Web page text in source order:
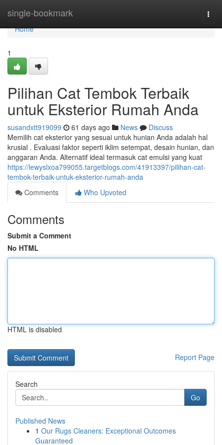
single-bookmark
Home
Home
1
Pilihan Cat Tembok Terbaik
untuk Eksterior Rumah Anda
susandxtt919099 61 days ago News
Discuss
Memilih cat eksterior yang sesuai untuk hunian Anda adalah hal
krusial . Evaluasi faktor seperti iklim setempat, desain hunian, dan
anggaran Anda. Alternatif ideal termasuk cat emulsi yang kuat
https://lewyslxoa799055.targetblogs.com/41913397/pilihan-cat-
tembok-terbaik-untuk-eksterior-rumah-anda
Comments
Who Upvoted
Comments
Submit a Comment
No HTML
HTML is disabled
Report Page
Search
Go
Published News
1 Our Rugs Cleaners: Exceptional Outcomes
Guaranteed